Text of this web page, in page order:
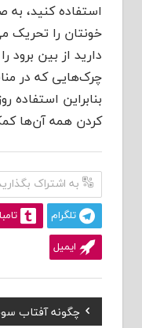
استفاده ‌کنید،
خونتان را تحریک
دارید از بین برود
چرک‌هایی که در
بنابراین استفاده
کردن همه آن‌ها
به اشتراک
تلگرام
ایمیل
Previous
چگونه آفتاب